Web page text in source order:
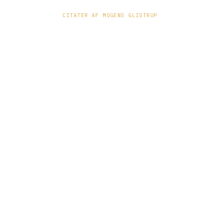
CITATER AF MOGENS GLISTRUP